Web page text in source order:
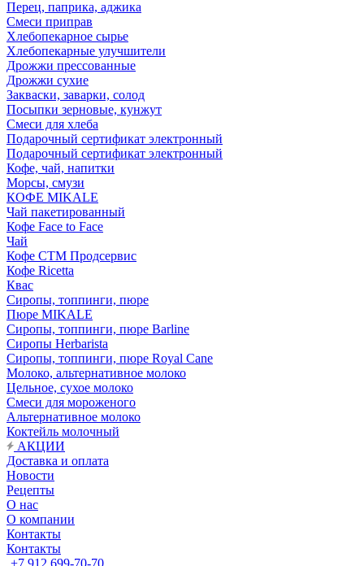
Перец, паприка, аджика
Смеси приправ
Хлебопекарное сырье
Хлебопекарные улучшители
Дрожжи прессованные
Дрожжи сухие
Закваски, заварки, солод
Посыпки зерновые, кунжут
Смеси для хлеба
Подарочный сертификат электронный
Подарочный сертификат электронный
Кофе, чай, напитки
Морсы, смузи
КОФЕ MIKALE
Чай пакетированный
Кофе Face to Face
Чай
Кофе СТМ Продсервис
Кофе Ricetta
Квас
Сиропы, топпинги, пюре
Пюре MIKALE
Сиропы, топпинги, пюре Barline
Сиропы Herbarista
Сиропы, топпинги, пюре Royal Cane
Молоко, альтернативное молоко
Цельное, сухое молоко
Смеси для мороженого
Альтернативное молоко
Коктейль молочный
АКЦИИ
Доставка и оплата
Новости
Рецепты
О нас
О компании
Контакты
Контакты
+7 912 699-70-70